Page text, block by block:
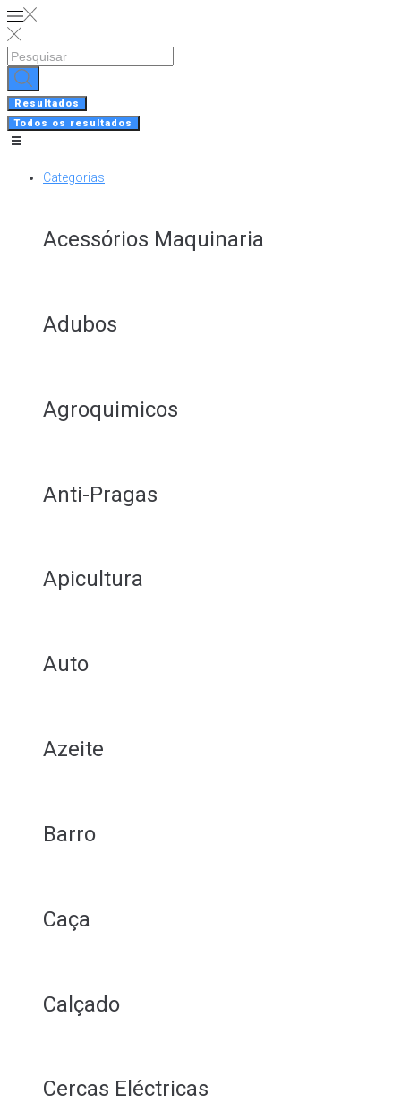
Skip
to
content
Search
Resultados
Todos os resultados
Categorias
Acessórios Maquinaria
Adubos
Agroquimicos
Anti-Pragas
Apicultura
Auto
Azeite
Barro
Caça
Calçado
Cercas Eléctricas